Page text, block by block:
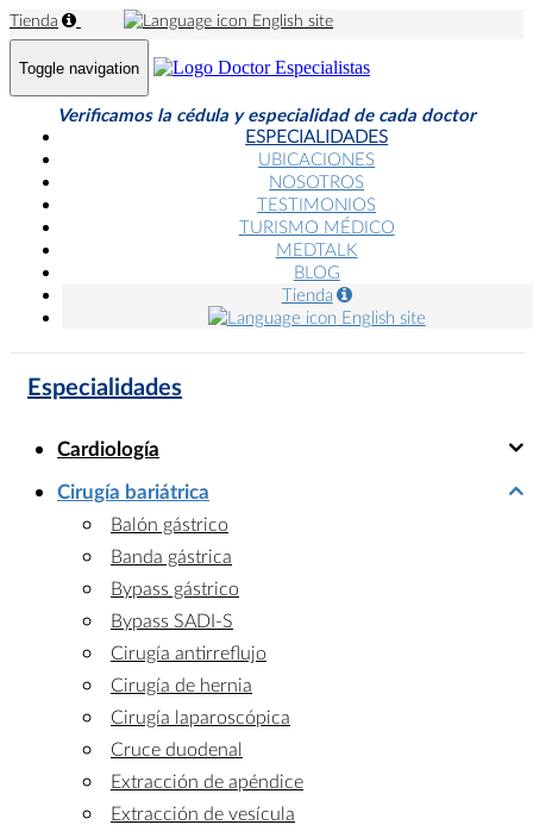
Tienda English site
Toggle navigation
Verificamos la cédula y especialidad de cada doctor
ESPECIALIDADES
UBICACIONES
NOSOTROS
TESTIMONIOS
TURISMO MÉDICO
MEDTALK
BLOG
Tienda
English site
Especialidades
Cardiología
Cirugía bariátrica
Balón gástrico
Banda gástrica
Bypass gástrico
Bypass SADI-S
Cirugía antirreflujo
Cirugía de hernia
Cirugía laparoscópica
Cruce duodenal
Extracción de apéndice
Extracción de vesícula